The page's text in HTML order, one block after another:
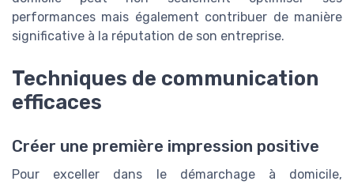
performances mais également contribuer de manière
significative à la réputation de son entreprise.
Techniques de communication
efficaces
Créer une première impression positive
Pour exceller dans le démarchage à domicile,